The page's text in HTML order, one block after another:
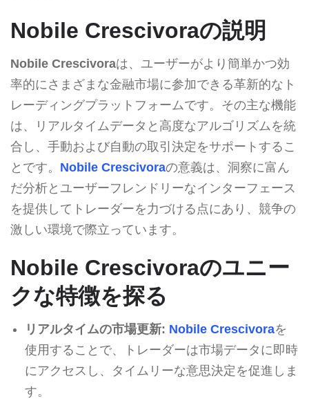
Nobile Crescivoraの説明
Nobile Crescivoraは、ユーザーがより簡単かつ効
率的にさまざまな金融市場に参加できる革新的なト
レーディングプラットフォームです。その主な機能
は、リアルタイムデータと高度なアルゴリズムを統
合し、手動および自動の取引決定をサポートするこ
とです。 Nobile Crescivoraの意義は、洞察に富ん
だ分析とユーザーフレンドリーなインターフェース
を提供してトレーダーを力づける点にあり、競争の
激しい環境で際立っています。
Nobile Crescivoraのユニー
クな特徴を探る
リアルタイムの市場更新: Nobile Crescivoraを
使用することで、トレーダーは市場データに即時
にアクセスし、タイムリーな意思決定を促進しま
す。